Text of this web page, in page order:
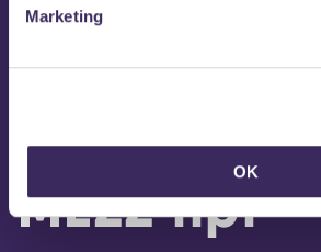
Marketing
OK
MEZZ tipt